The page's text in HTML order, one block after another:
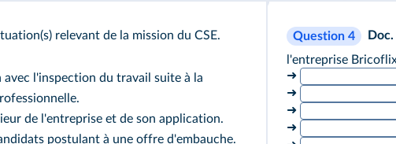
relevant de la mission du CSE.
avec l'inspection du travail suite à la
de l'entreprise et de son application.
postulant à une offre d'embauche.
Question 4
l'entreprise
➜
➜
➜
➜